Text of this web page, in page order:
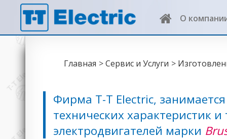
О
Brusatori
Главная Сервис и Услуги
Фирма T-T Electric,
технических характеристик
электродвигателей марки